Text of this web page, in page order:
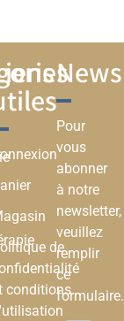
de
conditions
Pour
vous
abonner
à notre
newsletter,
veuillez
remplir
ce
formulaire.